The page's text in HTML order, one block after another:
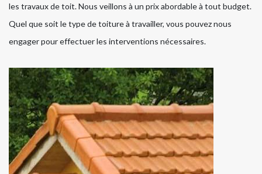
les travaux de toit. Nous veillons à un prix abordable à tout budget.
Quel que soit le type de toiture à travailler, vous pouvez nous
engager pour effectuer les interventions nécessaires.